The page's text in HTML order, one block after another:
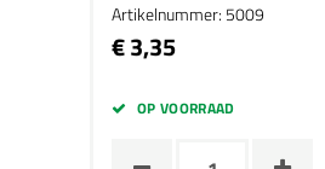
Artikelnummer: 5009
€ 3,35
OP VOORRAAD